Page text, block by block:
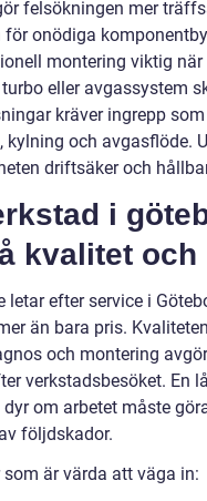
felsökningen mer
för onödiga
montering viktig när
eller avgassystem
kräver ingrepp
kylning och avgasflöde.
driftsäker och
i
kvalitet och
letar efter service i
än bara pris.
och montering
verkstadsbesöket. En
om arbetet måste
följdskador.
är värda att väga in: